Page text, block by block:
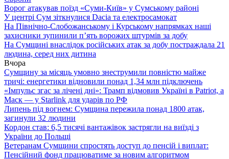
Ворог атакував поїзд «Суми-Київ» у Сумському районі
У центрі Сум зіткнулися Dacia та електросамокат
На Північно-Слобожанському і Курському напрямках наші
захисники зупинили п’ять ворожих штурмів за добу
На Сумщині внаслідок російських атак за добу постраждала 21
людина, серед них дитина
Вчора
Сумщину за місяць умовно знеструмили повністю майже
тричі: енергетики відновили понад 1,34 млн підключень
«Імпульс згас за лічені дні»: Трамп відмовив Україні в Patriot, а
Маск — у Starlink для ударів по РФ
Липень під вогнем: Сумщина пережила понад 1800 атак,
загинули 32 людини
Кордон став: 6,5 тисячі вантажівок застрягли на виїзді з
України до Польщі
Ветеранам Сумщини спростять доступ до пенсій і виплат:
Пенсійний фонд працюватиме за новим алгоритмом